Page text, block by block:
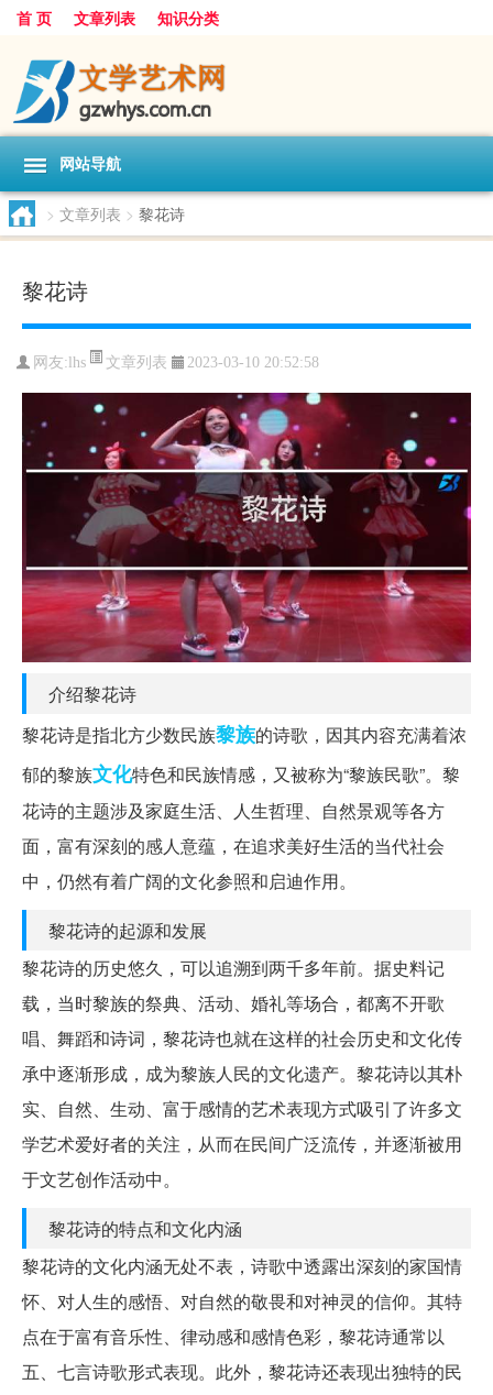
首 页 文章列表 知识分类
网站导航
> 文章列表 > 黎花诗
黎花诗
网友: lhs 文章列表 2023-03-10 20:52:58
介绍黎花诗
黎花诗是指北方少数民族黎族的诗歌，因其内容充满着浓
郁的黎族文化特色和民族情感，又被称为“黎族民歌”。黎
花诗的主题涉及家庭生活、人生哲理、自然景观等各方
面，富有深刻的感人意蕴，在追求美好生活的当代社会
中，仍然有着广阔的文化参照和启迪作用。
黎花诗的起源和发展
黎花诗的历史悠久，可以追溯到两千多年前。据史料记
载，当时黎族的祭典、活动、婚礼等场合，都离不开歌
唱、舞蹈和诗词，黎花诗也就在这样的社会历史和文化传
承中逐渐形成，成为黎族人民的文化遗产。黎花诗以其朴
实、自然、生动、富于感情的艺术表现方式吸引了许多文
学艺术爱好者的关注，从而在民间广泛流传，并逐渐被用
于文艺创作活动中。
黎花诗的特点和文化内涵
黎花诗的文化内涵无处不表，诗歌中透露出深刻的家国情
怀、对人生的感悟、对自然的敬畏和对神灵的信仰。其特
点在于富有音乐性、律动感和感情色彩，黎花诗通常以
五、七言诗歌形式表现。此外，黎花诗还表现出独特的民